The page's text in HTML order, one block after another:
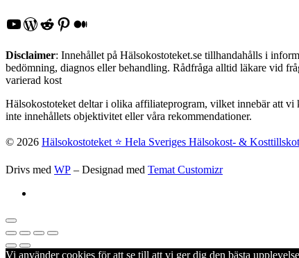
YouTube
WordPress
Reddit
Pinterest
Medium
Disclaimer: Innehållet på Hälsokostoteket.se tillhandahålls i
bedömning, diagnos eller behandling. Rådfråga alltid läkare vid
varierad kost
Hälsokostoteket deltar i olika affiliateprogram, vilket innebär att vi
inte innehållets objektivitet eller våra rekommendationer.
© 2026 Hälsokostoteket ⭐️ Hela Sveriges Hälsokost- &
Drivs med WP – Designad med Temat Customizr
Vi använder cookies för att se till att vi ger dig den bästa